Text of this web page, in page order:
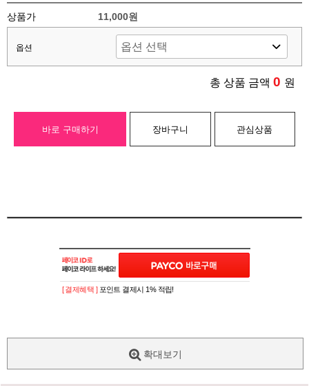
상품가 11,000원
옵션
총 상품 금액 0 원
바로 구매하기 장바구니 관심상품
[ 결제혜택 ] 포인트 결제시 1% 적립!
확대보기